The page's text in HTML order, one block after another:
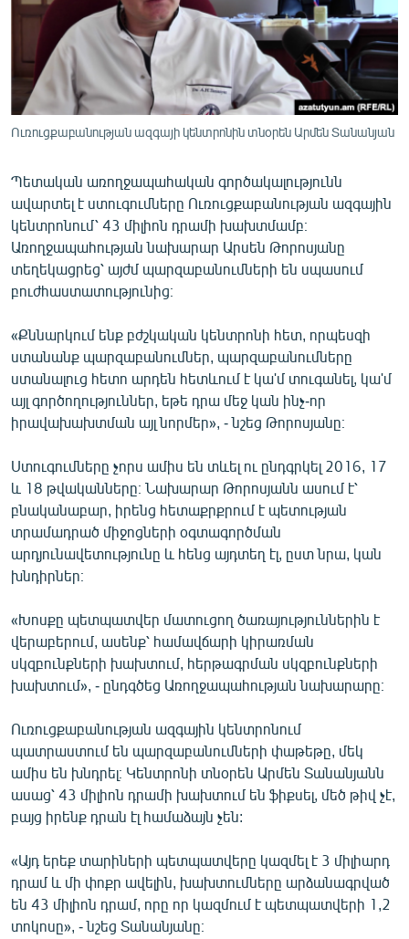
ՍՊՈՐՏ
ՄԵԿՆԱԲԱՆՈՒԹՅՈՒՆ
ՏՏ ԵՒ ԻՆՏԵՐՆԵՏ
ՏԵՍԱՆՅՈՒԹԵՐ
ԲԱՆԱՎԵՃ
ՁԳՏԵԼՈՎ ԼԱՎԱԳՈՒՅՆԻՆ
ՓՈԴՔԱՍԹ
Հայերեն
English
Русский
«Ազատության» բոլոր կայքերը
Ուռուցքաբանության ազգայի կենտրոնին տնօրեն Արմեն Տանանյան
Պետական առողջապահական գործակալությունն
ավարտել է ստուգումները Ուռուցքաբանության ազգային
կենտրոնում՝ 43 միլիոն դրամի խախտմամբ։
Առողջապահության նախարար Արսեն Թորոսյանը
տեղեկացրեց՝ այժմ պարզաբանումների են սպասում
բուժհաստատությունից։
«Քննարկում ենք բժշկական կենտրոնի հետ, որպեսզի
ստանանք պարզաբանումներ, պարզաբանումները
ստանալուց հետո արդեն հետևում է կա'մ տուգանել, կա'մ
այլ գործողություններ, եթե դրա մեջ կան ինչ-որ
իրավախախտման այլ նորմեր», - նշեց Թորոսյանը։
Ստուգումները չորս ամիս են տևել ու ընդգրկել 2016, 17
և 18 թվականները։ Նախարար Թորոսյանն ասում է՝
բնականաբար, իրենց հետաքրքրում է պետության
տրամադրած միջոցների օգտագործման
արդյունավետությունը և հենց այդտեղ էլ, ըստ նրա, կան
խնդիրներ։
«Խոսքը պետպատվեր մատուցող ծառայություններին է
վերաբերում, ասենք՝ համավճարի կիրառման
սկզբունքների խախտում, հերթագրման սկզբունքների
խախտում», - ընդգծեց Առողջապահության նախարարը։
Ուռուցքաբանության ազգային կենտրոնում
պատրաստում են պարզաբանումների փաթեթը, մեկ
ամիս են խնդրել։ Կենտրոնի տնօրեն Արմեն Տանանյանն
ասաց՝ 43 միլիոն դրամի խախտում են ֆիքսել, մեծ թիվ չէ,
բայց իրենք դրան էլ համաձայն չեն:
«Այդ երեք տարիների պետպատվերը կազմել է 3 միլիարդ
դրամ և մի փոքր ավելին, խախտումները արձանագրված
են 43 միլիոն դրամ, որը որ կազմում է պետպատվերի 1,2
տոկոսը», - նշեց Տանանյանը։